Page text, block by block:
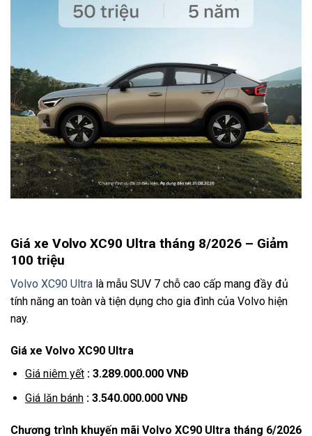
Giá xe Volvo XC90 Ultra tháng 8/2026 – Giảm
100 triệu
Volvo XC90 Ultra là mẫu SUV 7 chỗ cao cấp mang đầy đủ
tính năng an toàn và tiện dụng cho gia đình của Volvo hiện
nay.
Giá xe Volvo XC90 Ultra
Giá niêm yết: 3.289.000.000 VNĐ
Giá lăn bánh: 3.540.000.000 VNĐ
Chương trình khuyến mãi Volvo XC90 Ultra tháng 6/2026